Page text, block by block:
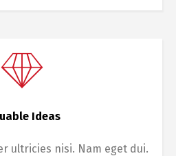
Ideas
ultricies nisi. Nam eget dui.